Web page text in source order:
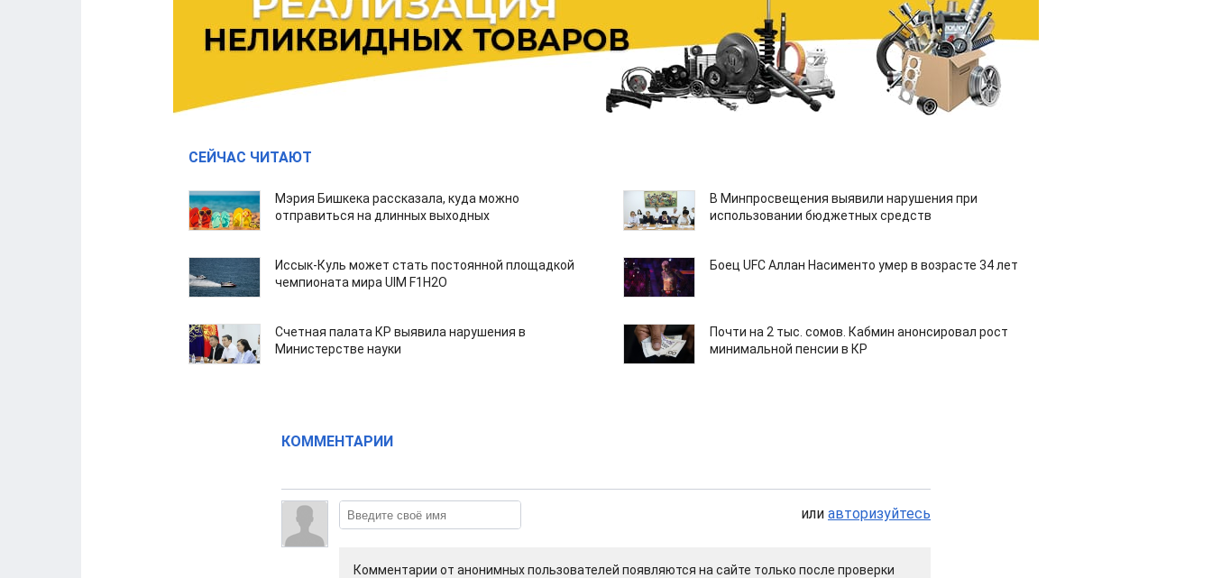
СЕЙЧАС ЧИТАЮТ
Мэрия Бишкека рассказала, куда можно
отправиться на длинных выходных
В Минпросвещения выявили нарушения при
использовании бюджетных средств
Иссык-Куль может стать постоянной площадкой
чемпионата мира UIM F1H2O
Боец UFC Аллан Насименто умер в возрасте 34 лет
Счетная палата КР выявила нарушения в
Министерстве науки
Почти на 2 тыс. сомов. Кабмин анонсировал рост
минимальной пенсии в КР
КОММЕНТАРИИ
или авторизуйтесь
Комментарии от анонимных пользователей появляются на сайте только после проверки